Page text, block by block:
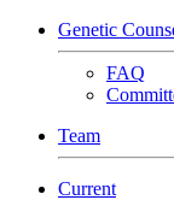
Genetic
FAQ
Team
Current